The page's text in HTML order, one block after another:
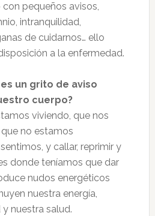
pequeños avisos,
intranquilidad,
de cuidarnos… ello
a la enfermedad.
un grito de aviso
cuerpo?
viviendo, que nos
no estamos
y callar, reprimir y
donde teníamos que dar
nudos energéticos
nuestra energía,
nuestra salud.